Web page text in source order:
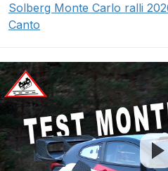
Solberg Monte Carlo ralli
Canto